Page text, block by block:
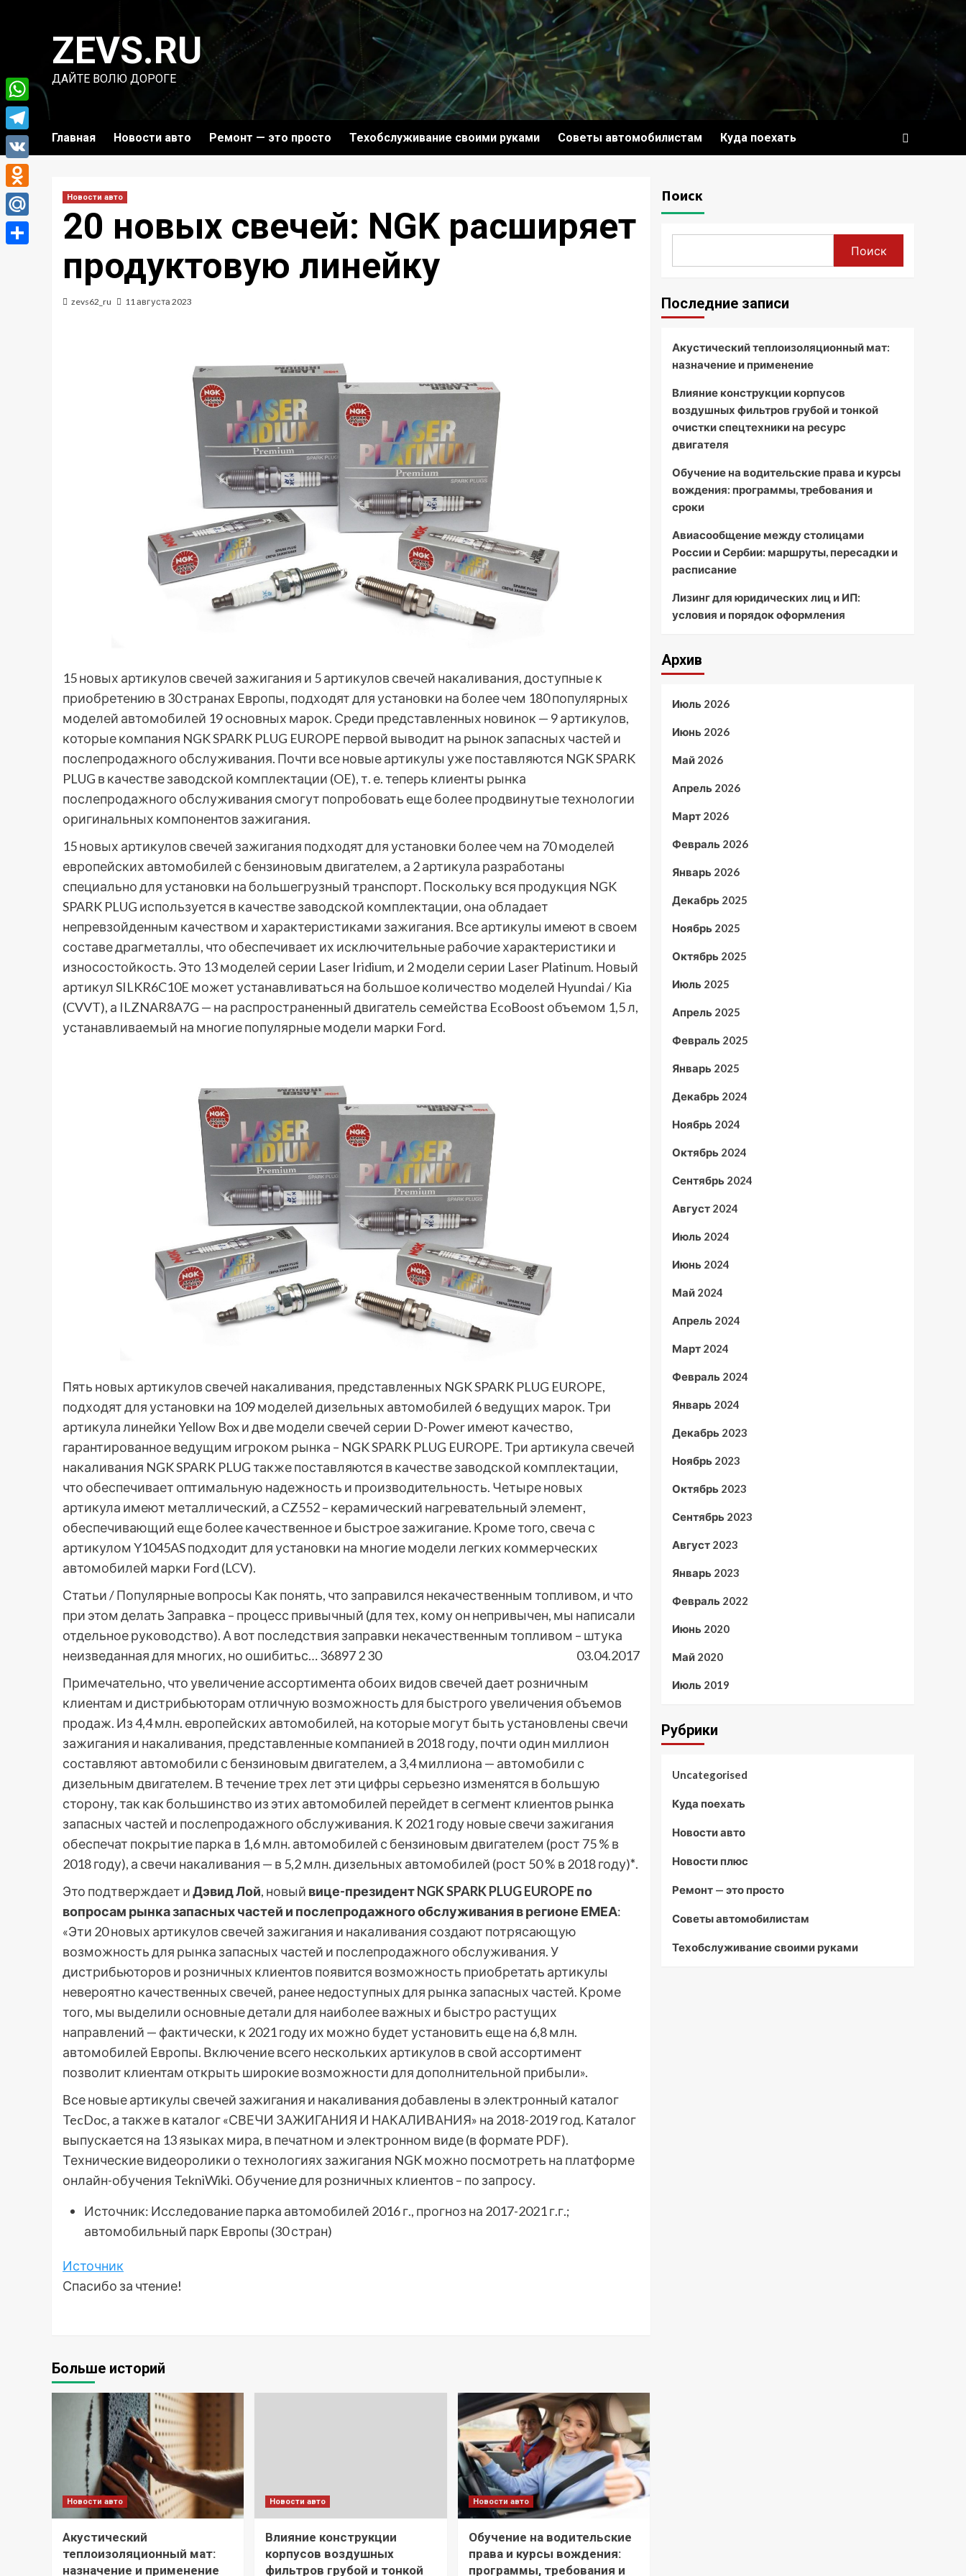
содержимомуZEVS.RU
ДАЙТЕ ВОЛЮ ДОРОГЕ
Главная Новости авто Ремонт — это просто Техобслуживание своими руками Советы автомобилистам Куда поехать
Новости авто
20 новых свечей: NGK расширяет
продуктовую линейку
zevs62_ru 11 августа 2023
15новых артикулов свечей зажигания и 5 артикулов свечей накаливания, доступные к
приобретению в 30 странах Европы, подходят для установки на более чем 180 популярных
моделей автомобилей 19 основных марок. Среди представленных новинок — 9 артикулов,
которые компания NGK SPARK PLUG EUROPE первой выводит на рынок запасных частей и
послепродажного обслуживания. Почти все новые артикулы уже поставляются NGK SPARK
PLUG в качестве заводской комплектации (OE), т. е. теперь клиенты рынка
послепродажного обслуживания смогут попробовать еще более продвинутые технологии
оригинальных компонентов зажигания.
15 новых артикулов свечей зажигания подходят для установки более чем на 70 моделей
европейских автомобилей с бензиновым двигателем, а 2 артикула разработаны
специально для установки на большегрузный транспорт. Поскольку вся продукция NGK
SPARK PLUG используется в качестве заводской комплектации, она обладает
непревзойденным качеством и характеристиками зажигания. Все артикулы имеют в своем
составе драгметаллы, что обеспечивает их исключительные рабочие характеристики и
износостойкость. Это 13 моделей серии Laser Iridium, и 2 модели серии Laser Platinum. Новый
артикул SILKR6C10E может устанавливаться на большое количество моделей Hyundai / Kia
(CVVT), а ILZNAR8A7G — на распространенный двигатель семейства EcoBoost объемом 1,5 л,
устанавливаемый на многие популярные модели марки Ford.
Пять новых артикулов свечей накаливания, представленных NGK SPARK PLUG EUROPE,
подходят для установки на 109 моделей дизельных автомобилей 6 ведущих марок. Три
артикула линейки Yellow Box и две модели свечей серии D-Power имеют качество,
гарантированное ведущим игроком рынка – NGK SPARK PLUG EUROPE. Три артикула свечей
накаливания NGK SPARK PLUG также поставляются в качестве заводской комплектации,
что обеспечивает оптимальную надежность и производительность. Четыре новых
артикула имеют металлический, а CZ552 – керамический нагревательный элемент,
обеспечивающий еще более качественное и быстрое зажигание. Кроме того, свеча с
артикулом Y1045AS подходит для установки на многие модели легких коммерческих
автомобилей марки Ford (LCV).
Статьи / Популярные вопросы Как понять, что заправился некачественным топливом, и что
при этом делать Заправка – процесс привычный (для тех, кому он непривычен, мы написали
отдельное руководство). А вот последствия заправки некачественным топливом – штука
неизведанная для многих, но ошибитьс…36897230
03.04.2017
Примечательно, что увеличение ассортимента обоих видов свечей дает розничным
клиентам и дистрибьюторам отличную возможность для быстрого увеличения объемов
продаж. Из 4,4 млн. европейских автомобилей, на которые могут быть установлены свечи
зажигания и накаливания, представленные компанией в 2018 году, почти один миллион
составляют автомобили с бензиновым двигателем, а 3,4 миллиона — автомобили с
дизельным двигателем. В течение трех лет эти цифры серьезно изменятся в большую
сторону, так как большинство из этих автомобилей перейдет в сегмент клиентов рынка
запасных частей и послепродажного обслуживания. К 2021 году новые свечи зажигания
обеспечат покрытие парка в 1,6 млн. автомобилей с бензиновым двигателем (рост 75 % в
2018 году), а свечи накаливания — в 5,2 млн. дизельных автомобилей (рост 50 % в 2018 году)*.
Это подтверждает иДэвид Лой, новый вице-президент NGK SPARK PLUG EUROPE по
вопросам рынка запасных частей и послепродажного обслуживания в регионе ЕМЕА:
«Эти 20 новых артикулов свечей зажигания и накаливания создают потрясающую
возможность для рынка запасных частей и послепродажного обслуживания. У
дистрибьюторов и розничных клиентов появится возможность приобретать артикулы
невероятно качественных свечей, ранее недоступных для рынка запасных частей. Кроме
того, мы выделили основные детали для наиболее важных и быстро растущих
направлений — фактически, к 2021 году их можно будет установить еще на 6,8 млн.
автомобилей Европы. Включение всего нескольких артикулов в свой ассортимент
позволит клиентам открыть широкие возможности для дополнительной прибыли».
Все новые артикулы свечей зажигания и накаливания добавлены в электронный каталог
TecDoc, а также в каталог «СВЕЧИ ЗАЖИГАНИЯ И НАКАЛИВАНИЯ» на 2018-2019 год. Каталог
выпускается на 13 языках мира, в печатном и электронном виде (в формате PDF).
Технические видеоролики о технологиях зажигания NGK можно посмотреть на платформе
онлайн-обучения TekniWiki. Обучение для розничных клиентов – по запросу.
Источник: Исследование парка автомобилей 2016 г., прогноз на 2017-2021 г.г.;
автомобильный парк Европы (30 стран)
Источник
Спасибо за чтение!
Больше историй
Новости авто
Акустический
теплоизоляционный мат:
назначение и применение
Новости авто
Влияние конструкции
корпусов воздушных
фильтров грубой и тонкой
Новости авто
Обучение на водительские
права и курсы вождения:
программы, требования и
Поиск
Поиск
Последние записи
Акустический теплоизоляционный мат:
назначение и применение
Влияние конструкции корпусов
воздушных фильтров грубой и тонкой
очистки спецтехники на ресурс
двигателя
Обучение на водительские права и курсы
вождения: программы, требования и
сроки
Авиасообщение между столицами
России и Сербии: маршруты, пересадки и
расписание
Лизинг для юридических лиц и ИП:
условия и порядок оформления
Архив
Июль 2026
Июнь 2026
Май 2026
Апрель 2026
Март 2026
Февраль 2026
Январь 2026
Декабрь 2025
Ноябрь 2025
Октябрь 2025
Июль 2025
Апрель 2025
Февраль 2025
Январь 2025
Декабрь 2024
Ноябрь 2024
Октябрь 2024
Сентябрь 2024
Август 2024
Июль 2024
Июнь 2024
Май 2024
Апрель 2024
Март 2024
Февраль 2024
Январь 2024
Декабрь 2023
Ноябрь 2023
Октябрь 2023
Сентябрь 2023
Август 2023
Январь 2023
Февраль 2022
Июнь 2020
Май 2020
Июль 2019
Рубрики
Uncategorised
Куда поехать
Новости авто
Новости плюс
Ремонт — это просто
Советы автомобилистам
Техобслуживание своими руками
WhatsApp
Telegram
VK
Odnoklassniki
Mail.Ru
Отправить